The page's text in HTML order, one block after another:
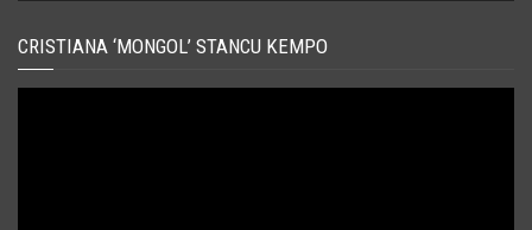
CRISTIANA ‘MONGOL’ STANCU KEMPO